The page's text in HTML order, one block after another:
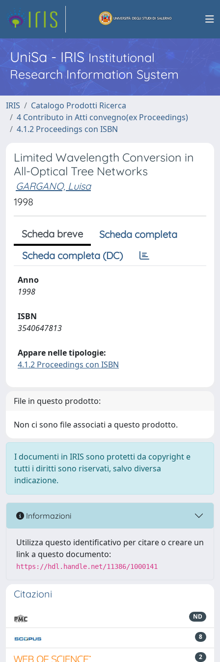
UniSa - IRISInstitutional
Research Information System
IRIS
Catalogo Prodotti Ricerca
4 Contributo in Atti convegno(ex Proceedings)
4.1.2 Proceedings con ISBN
Limited Wavelength Conversion in
All-Optical Tree Networks
GARGANO, Luisa
1998
Scheda breve
Scheda completa
Scheda completa (DC)
Anno
1998
ISBN
3540647813
Appare nelle tipologie:
4.1.2 Proceedings con ISBN
File in questo prodotto:
Non ci sono file associati a questo prodotto.
I documenti in IRIS sono protetti da copyright e
tutti i diritti sono riservati, salvo diversa
indicazione.
Informazioni
Utilizza questo identificativo per citare o creare un
link a questo documento:
https://hdl.handle.net/11386/1000141
Citazioni
ND
8
2